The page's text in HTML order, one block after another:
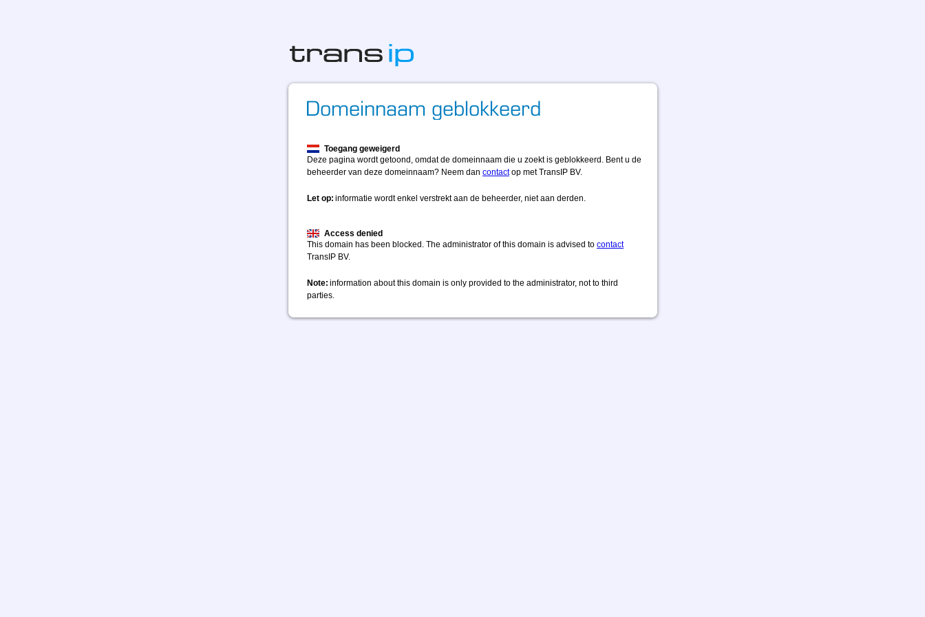
Toegang geweigerd
Deze pagina wordt getoond, omdat de domeinnaam die u zoekt is geblokkeerd. Bent u de
beheerder van deze domeinnaam? Neem dan contactop met TransIP BV.
Let op: informatie wordt enkel verstrekt aan de beheerder, niet aan derden.
Access denied
This domain has been blocked. The administrator of this domain is advised to contact
TransIP BV.
Note: information about this domain is only provided to the administrator, not to third
parties.